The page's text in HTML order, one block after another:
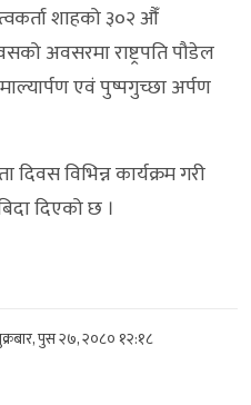
शाहको ३०२ औँ
अवसरमा राष्ट्रपति पौडेल
एवं पुष्पगुच्छा अर्पण
दिवस विभिन्न कार्यक्रम गरी
दिएको छ ।
पुस २७, २०८० १२:१८